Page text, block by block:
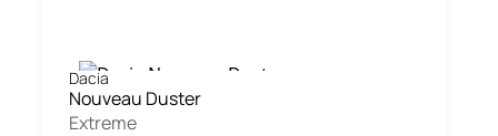
Dacia
Nouveau Duster
Extreme